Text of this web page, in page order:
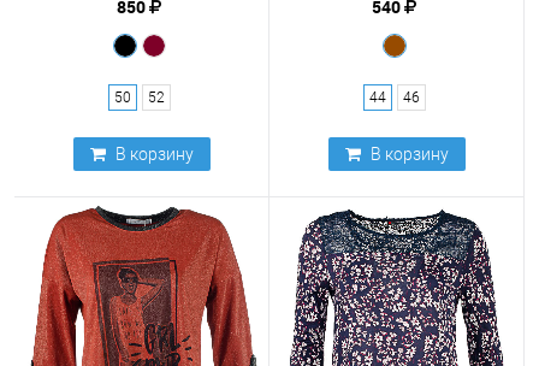
850
50 52
В корзину
540
44 46
В корзину